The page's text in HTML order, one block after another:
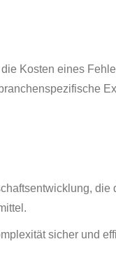
Kosten eines
die
sicher und